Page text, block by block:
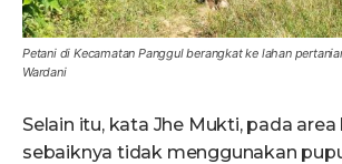
Petani di Kecamatan Panggul berangkat ke lahan
Wardani
Selain itu, kata Jhe Mukti, pada
sebaiknya tidak menggunakan